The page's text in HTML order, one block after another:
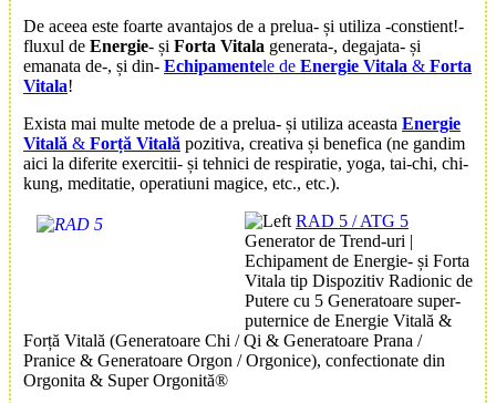
De aceea este foarte avantajos de a prelua- și utiliza -constient!-
fluxul de Energie- și Forta Vitala generata-, degajata- și
emanata de-, și din- Echipamentele de Energie Vitala & Forta
Vitala!
Exista mai multe metode de a prelua- și utiliza aceasta Energie
Vitală & Forță Vitală pozitiva, creativa și benefica (ne gandim
aici la diferite exercitii- și tehnici de respiratie, yoga, tai-chi, chi-
kung, meditatie, operatiuni magice, etc., etc.).
RAD 5 / ATG 5
Generator de Trend-uri |
Echipament de Energie- și Forta
Vitala tip Dispozitiv Radionic de
Putere cu 5 Generatoare super-
puternice de Energie Vitală &
Forță Vitală (Generatoare Chi / Qi & Generatoare Prana /
Pranice & Generatoare Orgon / Orgonice), confectionate din
Orgonita & Super Orgonită®